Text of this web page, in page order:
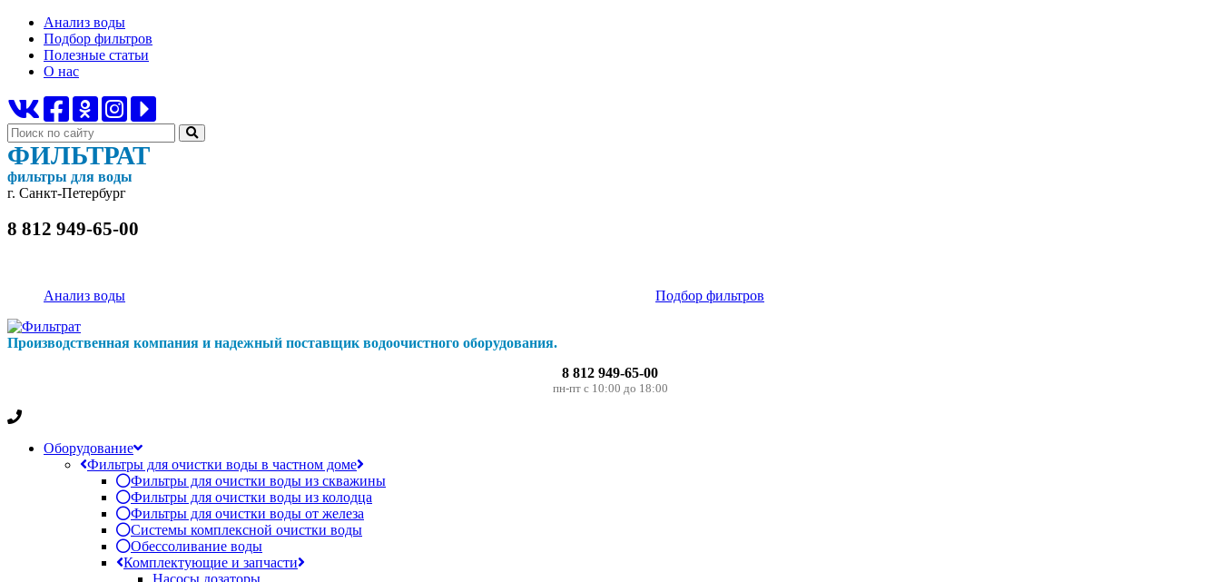
Анализ воды
Подбор фильтров
Полезные статьи
О нас
ФИЛЬТРАТ
фильтры для воды
г. Санкт-Петербург
8 812 949-65-00
Анализ воды Подбор фильтров
Производственная компания и надежный поставщик водоочистного оборудования.
8 812 949-65-00
пн-пт с 10:00 до 18:00
Оборудование
Фильтры для очистки воды в частном доме
Фильтры для очистки воды из скважины
Фильтры для очистки воды из колодца
Фильтры для очистки воды от железа
Системы комплексной очистки воды
Обессоливание воды
Комплектующие и запчасти
Насосы дозаторы